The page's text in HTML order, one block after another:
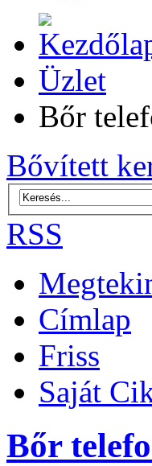
Üzlet
Bőr
Bővített
RSS
Címlap
Friss
Saját
Bőr